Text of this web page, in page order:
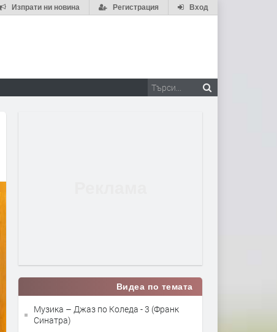
Вход
Регистрация
Изпрати ни новина
Видеа по темата
Музика – Джаз по Коледа - 3 (Франк
Синатра)